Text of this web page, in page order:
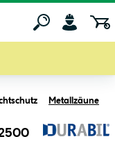
Metallzäune